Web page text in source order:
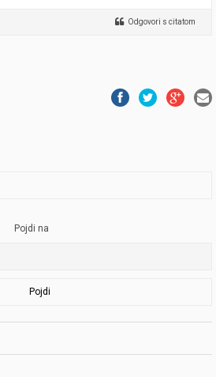
Odgovori s citatom
Pojdi na
Pojdi